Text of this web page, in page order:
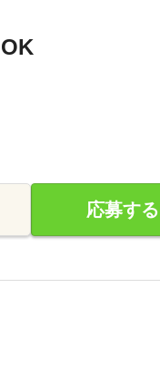
応募する